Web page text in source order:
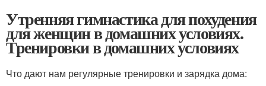
Утренняя гимнастика для похудения
для женщин в домашних условиях.
Тренировки в домашних условиях
Что дают нам регулярные тренировки и зарядка дома: